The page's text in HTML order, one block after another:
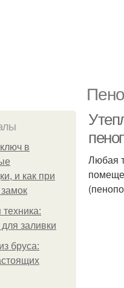
в
и как при
заливки
бруса:
Любая